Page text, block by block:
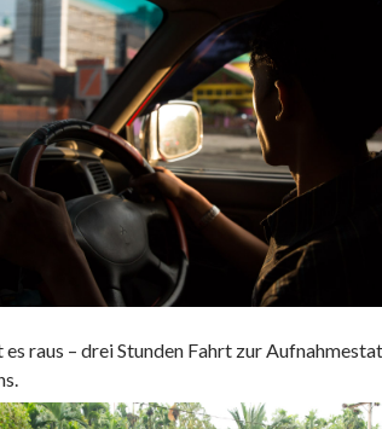
es raus – drei Stunden Fahrt zur